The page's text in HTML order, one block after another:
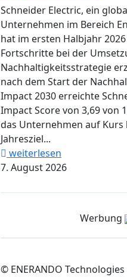
Schneider Electric, ein
Unternehmen im Bereich
hat im ersten Halbjahr
Fortschritte bei der
Nachhaltigkeitsstrategie
nach dem Start der
Impact 2030 erreichte
Impact Score von 3,69 von
das Unternehmen auf Kurs
Jahresziel...
weiterlesen
7. August 2026
Werbung
© ENERANDO Technologies